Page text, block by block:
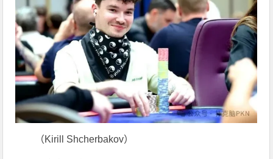
（Kirill Shcherbakov）